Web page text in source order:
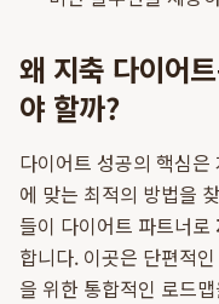
왜 지축 다이어
야 할까?
다이어트 성공의 핵심
에 맞는 최적의 방법을
들이 다이어트 파트너로
합니다. 이곳은 단편적
을 위한 통합적인 로드